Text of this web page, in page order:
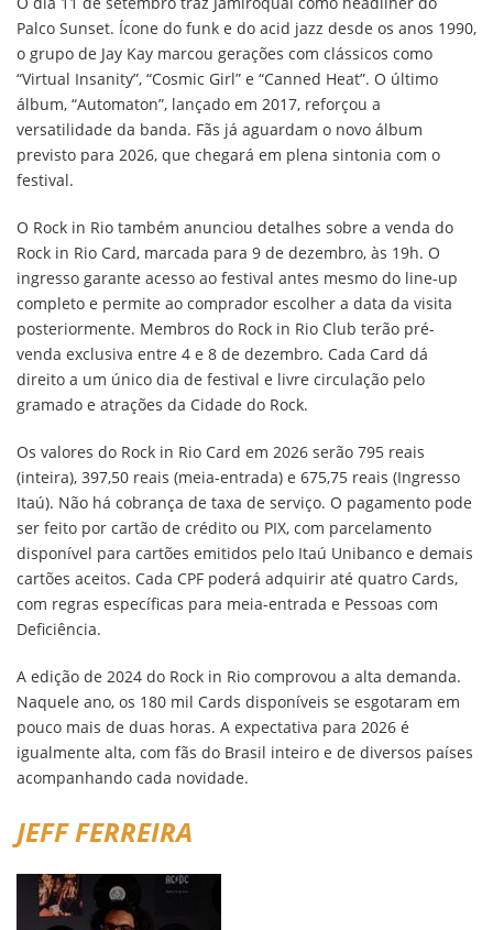
Palco Sunset. Ícone do funk e do acid jazz desde os anos 1990,
o grupo de Jay Kay marcou gerações com clássicos como
“Virtual Insanity”, “Cosmic Girl” e “Canned Heat”. O último
álbum, “Automaton”, lançado em 2017, reforçou a
versatilidade da banda. Fãs já aguardam o novo álbum
previsto para 2026, que chegará em plena sintonia com o
festival.
O Rock in Rio também anunciou detalhes sobre a venda do
Rock in Rio Card, marcada para 9 de dezembro, às 19h. O
ingresso garante acesso ao festival antes mesmo do line-up
completo e permite ao comprador escolher a data da visita
posteriormente. Membros do Rock in Rio Club terão pré-
venda exclusiva entre 4 e 8 de dezembro. Cada Card dá
direito a um único dia de festival e livre circulação pelo
gramado e atrações da Cidade do Rock.
Os valores do Rock in Rio Card em 2026 serão 795 reais
(inteira), 397,50 reais (meia-entrada) e 675,75 reais (Ingresso
Itaú). Não há cobrança de taxa de serviço. O pagamento pode
ser feito por cartão de crédito ou PIX, com parcelamento
disponível para cartões emitidos pelo Itaú Unibanco e demais
cartões aceitos. Cada CPF poderá adquirir até quatro Cards,
com regras específicas para meia-entrada e Pessoas com
Deficiência.
A edição de 2024 do Rock in Rio comprovou a alta demanda.
Naquele ano, os 180 mil Cards disponíveis se esgotaram em
pouco mais de duas horas. A expectativa para 2026 é
igualmente alta, com fãs do Brasil inteiro e de diversos países
acompanhando cada novidade.
JEFF FERREIRA